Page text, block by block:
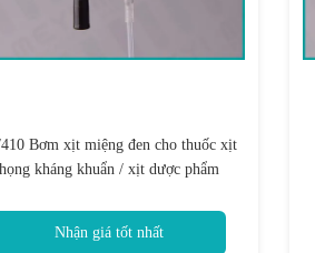
Bơm xịt miệng đen cho thuốc xịt
họng kháng khuẩn / xịt dược phẩm
Nhận giá tốt nhất